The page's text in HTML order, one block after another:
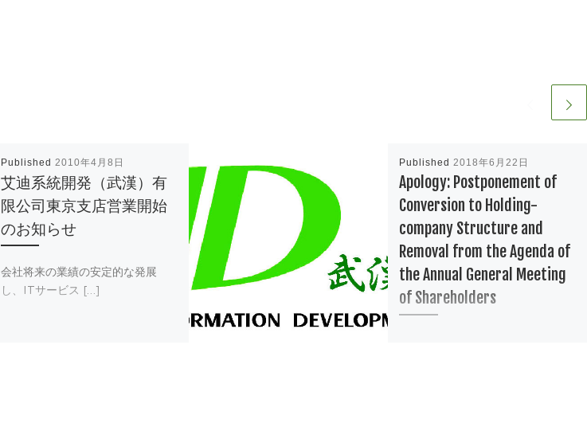
Published 2010年4月8日
艾迪系統開発（武漢）有
限公司東京支店営業開始
のお知らせ
会社将来の業績の安定的な発展
し、ITサービス […]
Published 2018年6月22日
Apology: Postponement of
Conversion to Holding-
company Structure and
Removal from the Agenda of
the Annual General Meeting
of Shareholders